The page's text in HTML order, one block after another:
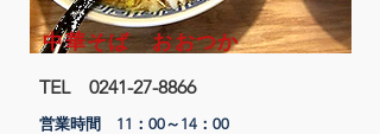
中華そば おおつか
TEL0241-27-8866
営業時間 11：00～14 ：00​